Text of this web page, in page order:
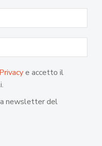
e accetto il
newsletter del